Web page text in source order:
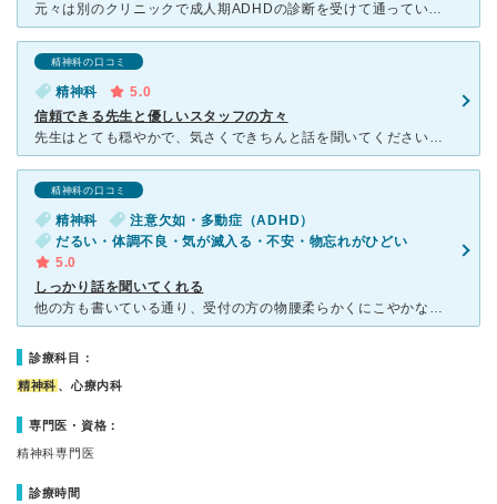
元々は別のクリニックで成人期ADHDの診断を受けて通っていましたが、やや遠いため通院を忘れてしまうことが多々あったので、コンサータを処方できるクリニックを探して、東京駅周辺のメンタルクリニックに転院し
精神科の口コミ
精神科
5.0
信頼できる先生と優しいスタッフの方々
先生はとても穏やかで、気さくできちんと話を聞いてくださいますし、薬なども的確に出してくれます。私は更年期などもひどい時は漢方も先生の方で出してくださってとてもありがたかったです。スタッフの方々もとても
精神科の口コミ
精神科
注意欠如・多動症（ADHD）
だるい・体調不良・気が滅入る・不安・物忘れがひどい
5.0
しっかり話を聞いてくれる
他の方も書いている通り、受付の方の物腰柔らかくにこやかな笑顔に安心できました。 表情を変えないのはあえてなのかなぁと思いますが穏やかな雰囲気の先生です。初診ではしっかりとした問診があり、そこから疾患
診療科目：
精神科 、心療内科
専門医・資格：
精神科専門医
診療時間